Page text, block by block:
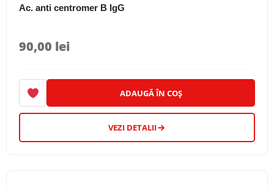
Ac. anti centromer B IgG
90,00 lei
ADAUGĂ ÎN COȘ
VEZI DETALII